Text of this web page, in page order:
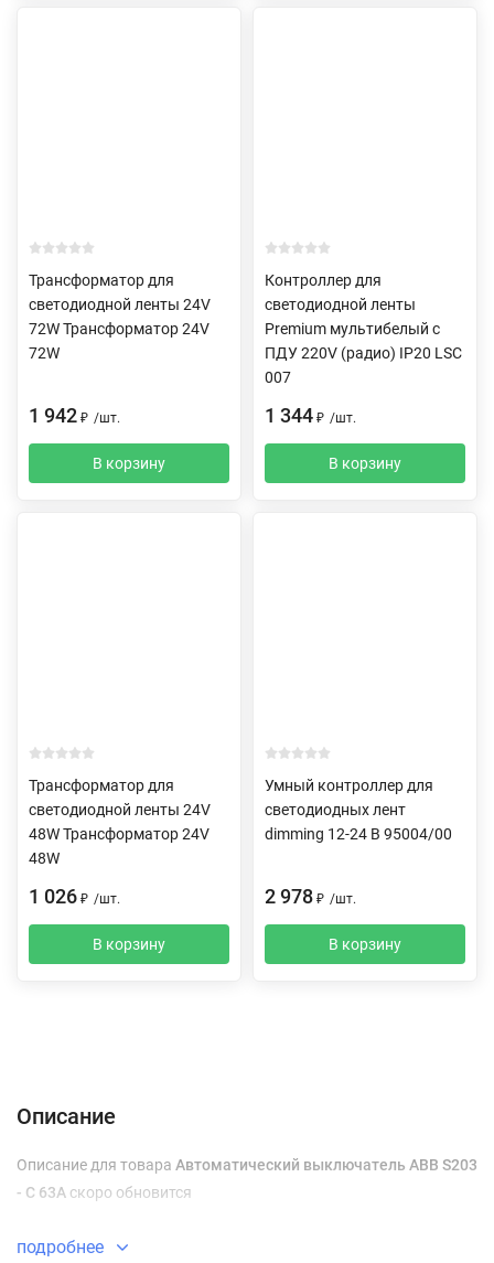
Трансформатор для
светодиодной ленты 24V
72W Трансформатор 24V
72W
1 942 ₽ /шт.
В корзину
Контроллер для
светодиодной ленты
Premium мультибелый с
ПДУ 220V (радио) IP20 LSC
007
1 344 ₽ /шт.
В корзину
Трансформатор для
светодиодной ленты 24V
48W Трансформатор 24V
48W
1 026 ₽ /шт.
В корзину
Умный контроллер для
светодиодных лент
dimming 12-24 В 95004/00
2 978 ₽ /шт.
В корзину
Описание
Описание для товара Автоматический выключатель ABB S203
- C 63A скоро обновится
подробнее